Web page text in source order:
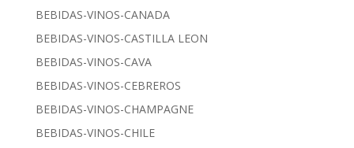
BEBIDAS-VINOS-CANADA
BEBIDAS-VINOS-CASTILLA LEON
BEBIDAS-VINOS-CAVA
BEBIDAS-VINOS-CEBREROS
BEBIDAS-VINOS-CHAMPAGNE
BEBIDAS-VINOS-CHILE